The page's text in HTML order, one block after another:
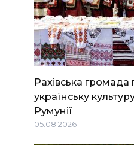
Рахівська громада
українську
Румунії
05.08.2026